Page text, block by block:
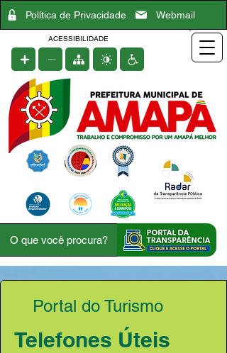
Política de Privacidade Webmail
ACESSIBILIDADE
Portal do Turismo
Telefones Úteis